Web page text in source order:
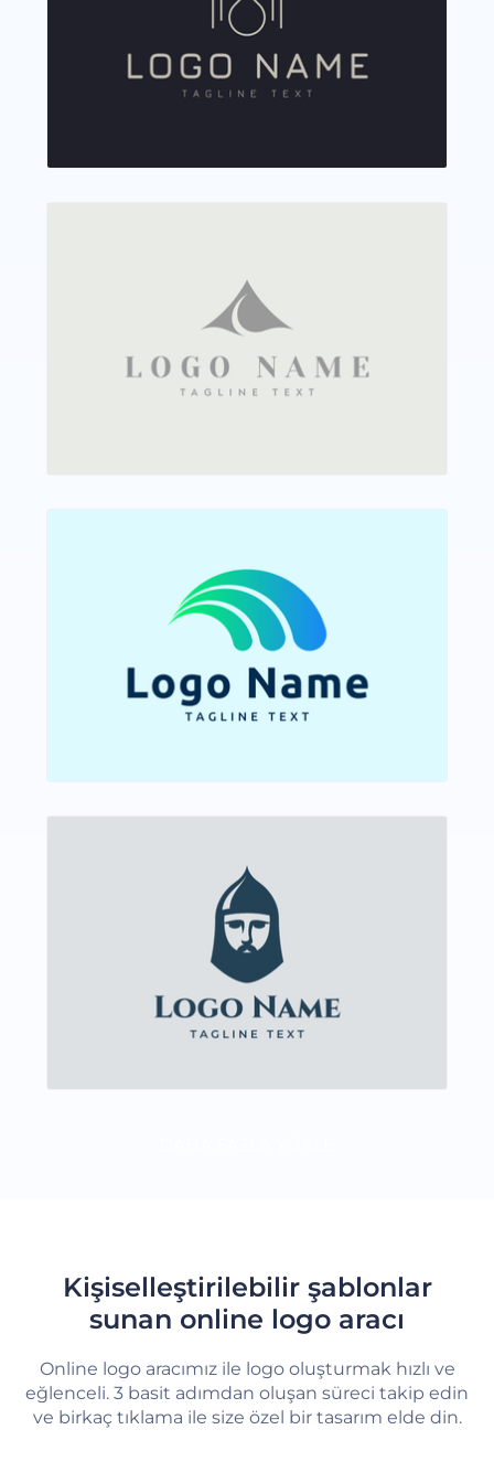
Kişiselleştirilebilir şablonlar
sunan online logo aracı
Online logo aracımız ile logo oluşturmak hızlı ve
eğlenceli. 3 basit adımdan oluşan süreci takip edin
ve birkaç tıklama ile size özel bir tasarım elde din.